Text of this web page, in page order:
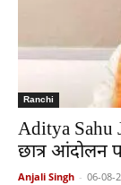
Ranchi
Aditya Sahu
छात्र आंदोलन
Anjali Singh - 06-08-